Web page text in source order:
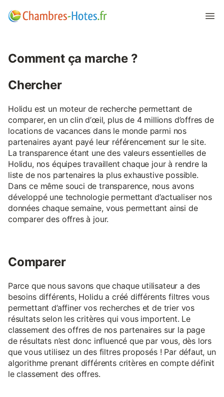
Comment ça marche ?
Chercher
Holidu est un moteur de recherche permettant de
comparer, en un clin d’œil, plus de 4 millions d’offres de
locations de vacances dans le monde parmi nos
partenaires ayant payé leur référencement sur le site.
La transparence étant une des valeurs essentielles de
Holidu, nos équipes travaillent chaque jour à rendre la
liste de nos partenaires la plus exhaustive possible.
Dans ce même souci de transparence, nous avons
développé une technologie permettant d’actualiser nos
données chaque semaine, vous permettant ainsi de
comparer des offres à jour.
Comparer
Parce que nous savons que chaque utilisateur a des
besoins différents, Holidu a créé différents filtres vous
permettant d’affiner vos recherches et de trier vos
résultats selon les critères qui vous importent. Le
classement des offres de nos partenaires sur la page
de résultats n’est donc influencé que par vous, dès lors
que vous utilisez un des filtres proposés ! Par défaut, un
algorithme prenant différents critères en compte définit
le classement des offres.